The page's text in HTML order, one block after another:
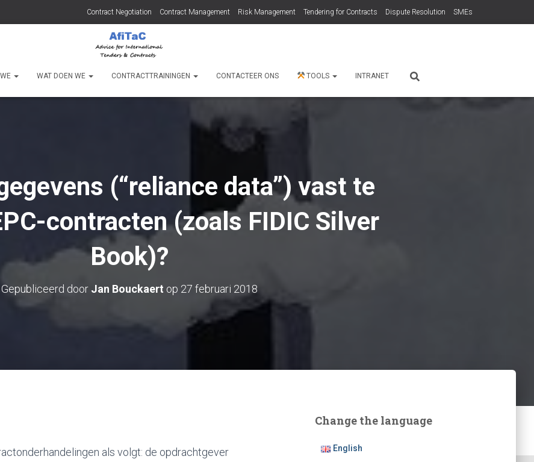
Contract Negotiation Contract Management Risk Management Tendering for Contracts Dispute Resolution SMEs
WAT DOEN WE CONTRACTTRAININGEN CONTACTEER ONS TOOLS INTRANET
(“reliance data”) vast te
contracten (zoals FIDIC Silver
Book)?
Gepubliceerd door Jan Bouckaert op 27 februari 2018
als volgt: de opdrachtgever
Change the language
English